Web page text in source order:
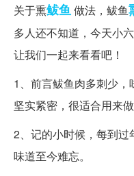
关于熏鲅鱼做法，鲅鱼
多人还不知道，今天小
让我们一起来看看吧！
1、前言鲅鱼肉多刺少
坚实紧密，很适合用来做
2、记的小时候，每到
味道至今难忘。